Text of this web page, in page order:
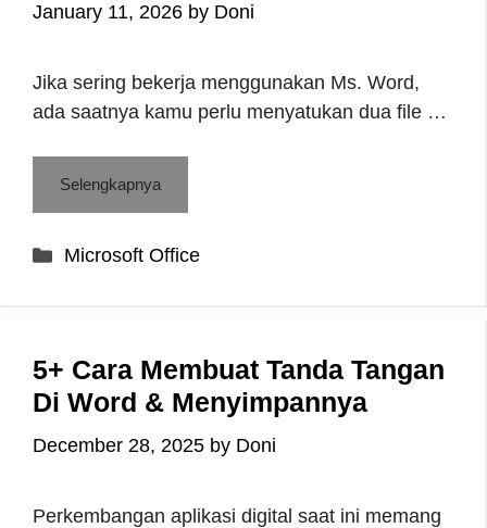
January 11, 2026 by Doni
Jika sering bekerja menggunakan Ms. Word,
ada saatnya kamu perlu menyatukan dua file …
Selengkapnya
Categories
Microsoft Office
5+ Cara Membuat Tanda Tangan
Di Word & Menyimpannya
December 28, 2025 by Doni
Perkembangan aplikasi digital saat ini memang